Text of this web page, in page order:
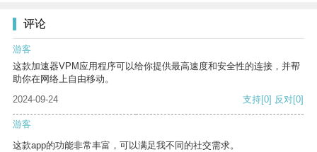
评论
游客
这款加速器VPM应用程序可以给你提供最高速度和安全性的连接，并帮
助你在网络上自由移动。
2024-09-24
支持[0] 反对[0]
游客
这款app的功能非常丰富，可以满足我不同的社交需求。